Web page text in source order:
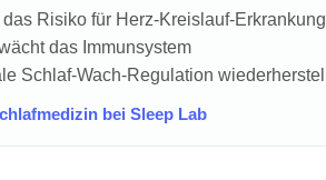
Risiko für Herz-Kreislauf-
das Immunsystem
Schlaf-Wach-Regulation
bei Sleep Lab